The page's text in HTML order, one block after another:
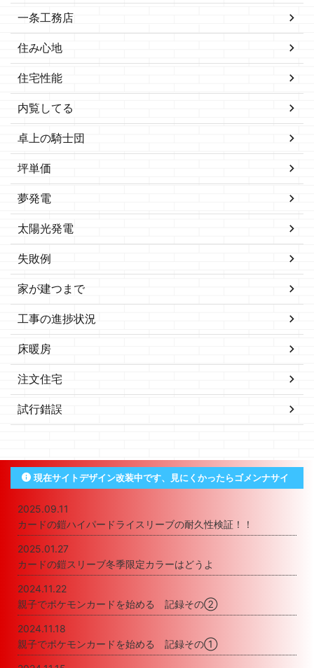
一条工務店
住み心地
住宅性能
内覧してる
卓上の騎士団
坪単価
夢発電
太陽光発電
失敗例
家が建つまで
工事の進捗状況
床暖房
注文住宅
試行錯誤
現在サイトデザイン改装中です、見にくかったらゴメンナサイ
2025.09.11
カードの鎧ハイパードライスリーブの耐久性検証！！
2025.01.27
カードの鎧スリーブ冬季限定カラーはどうよ
2024.11.22
親子でポケモンカードを始める 記録その②
2024.11.18
親子でポケモンカードを始める 記録その①